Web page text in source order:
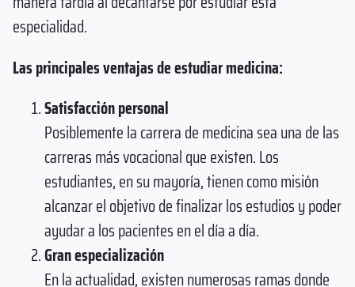
especialidad.
Las principales ventajas de estudiar medicina:
Satisfacción personal
Posiblemente la carrera de medicina sea una de las
carreras más vocacional que existen. Los
estudiantes, en su mayoría, tienen como misión
alcanzar el objetivo de finalizar los estudios y poder
ayudar a los pacientes en el día a día.
Gran especialización
En la actualidad, existen numerosas ramas donde